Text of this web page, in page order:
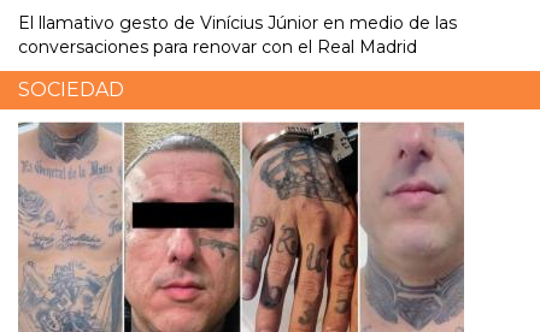
El llamativo gesto de Vinícius Júnior en medio de las
conversaciones para renovar con el Real Madrid
SOCIEDAD